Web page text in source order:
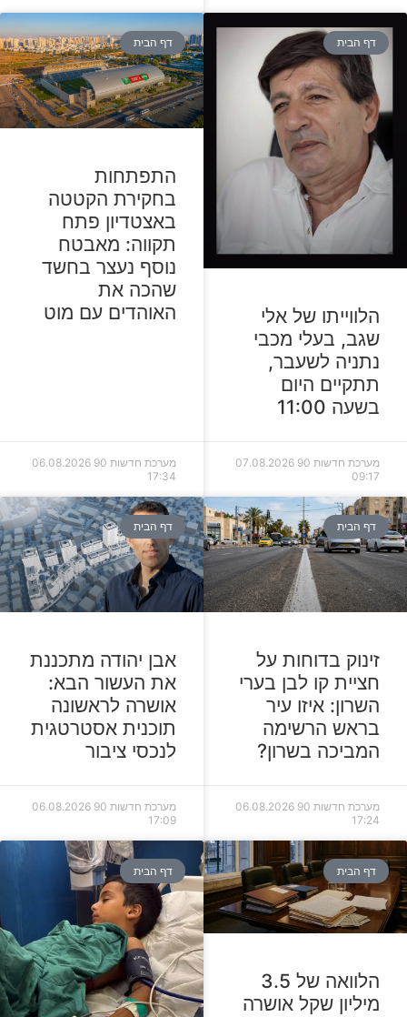
דף הבית
הלווייתו של אלי
שגב, בעלי מכבי
נתניה לשעבר,
תתקיים היום
בשעה 11:00
מערכת חדשות 90
07.08.2026
09:17
דף הבית
התפתחות
בחקירת הקטטה
באצטדיון פתח
תקווה: מאבטח
נוסף נעצר בחשד
שהכה את
האוהדים עם מוט
מערכת חדשות 90
06.08.2026
17:34
דף הבית
זינוק בדוחות על
חציית קו לבן בערי
השרון: איזו עיר
בראש הרשימה
המביכה בשרון?
מערכת חדשות 90
06.08.2026
17:24
דף הבית
אבן יהודה מתכננת
את העשור הבא:
אושרה לראשונה
תוכנית אסטרטגית
לנכסי ציבור
מערכת חדשות 90
06.08.2026
17:09
דף הבית
הלוואה של 3.5
מיליון שקל אושרה
דף הבית